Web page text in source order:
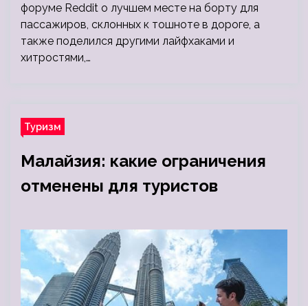
форуме Reddit о лучшем месте на борту для
пассажиров, склонных к тошноте в дороге, а
также поделился другими лайфхаками и
хитростями,…
Туризм
Малайзия: какие ограничения
отменены для туристов